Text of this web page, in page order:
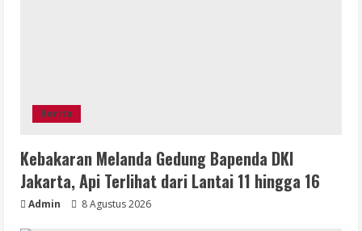
Berita
Kebakaran Melanda Gedung Bapenda DKI
Jakarta, Api Terlihat dari Lantai 11 hingga 16
Admin 8 Agustus 2026